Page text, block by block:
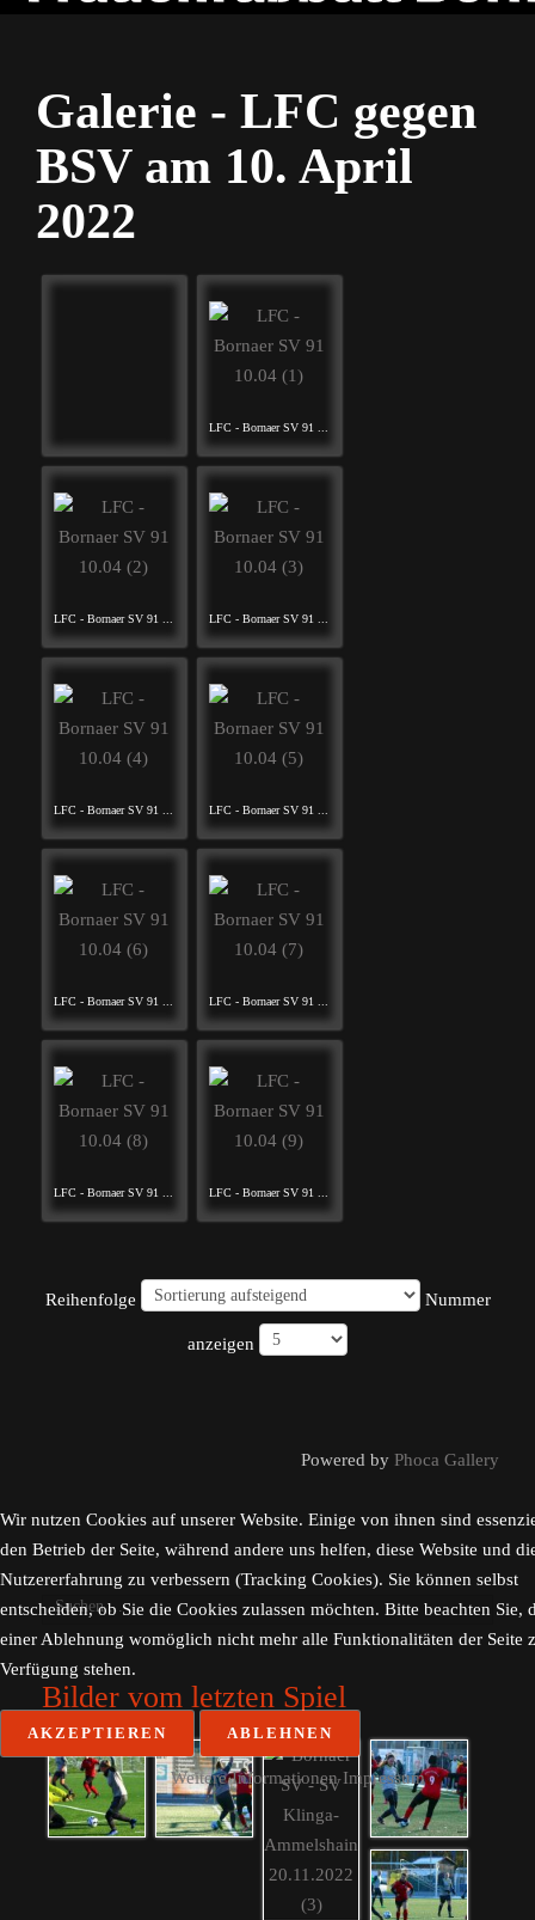
Galerie - LFC gegen
BSV am 10. April
2022
LFC - Bornaer SV 91 ...
LFC - Bornaer SV 91 ... LFC - Bornaer SV 91 ...
LFC - Bornaer SV 91 ... LFC - Bornaer SV 91 ...
LFC - Bornaer SV 91 ... LFC - Bornaer SV 91 ...
LFC - Bornaer SV 91 ... LFC - Bornaer SV 91 ...
Reihenfolge Nummer
anzeigen
Powered by Phoca Gallery
Suchen
...
Bilder vom letzten Spiel
Wir nutzen Cookies auf unserer Website. Einige von ihnen sind
den Betrieb der Seite, während andere uns helfen, diese Website und
Nutzererfahrung zu verbessern (Tracking Cookies). Sie können selbst
entscheiden, ob Sie die Cookies zulassen möchten. Bitte beachten Sie,
einer Ablehnung womöglich nicht mehr alle Funktionalitäten der Seite
Verfügung stehen.
AKZEPTIEREN ABLEHNEN
Weitere Informationen Impressum